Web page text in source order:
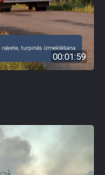
00:01:59